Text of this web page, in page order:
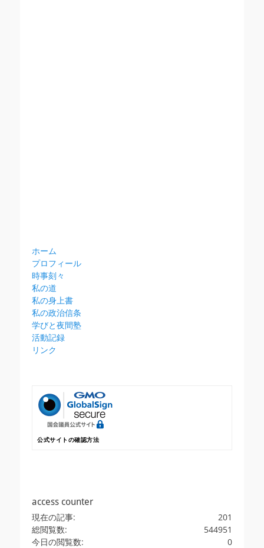
ホーム
プロフィール
時事刻々
私の道
私の身上書
私の政治信条
学びと夜間塾
活動記録
リンク
公式サイトの確認方法
access counter
201
現在の記事:
544951
総閲覧数:
0
今日の閲覧数: